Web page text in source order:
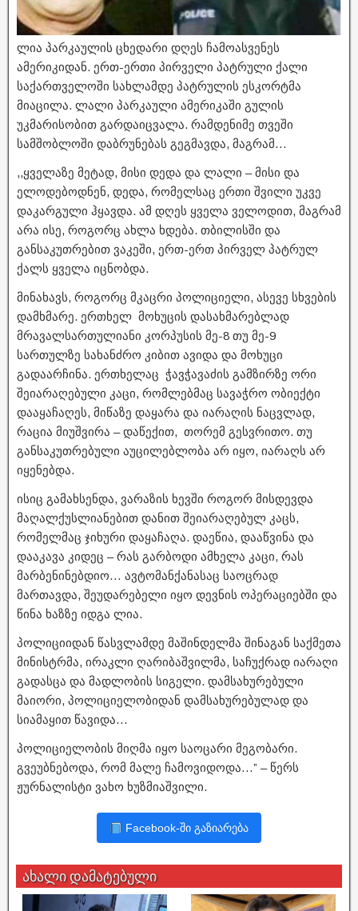
ლია პარკაულის ცხედარი დღეს ჩამოასვენეს
ამერიკიდან. ერთ-ერთი პირველი პატრული ქალი
საქართველოში სახლამდე პატრულის ესკორტმა
მიაცილა. ლალი პარკაული ამერიკაში გულის
უკმარისობით გარდაიცვალა. რამდენიმე თვეში
სამშობლოში დაბრუნებას გეგმავდა, მაგრამ…
,,ყველაზე მეტად, მისი დედა და ლალი – მისი და
ელოდებოდნენ, დედა, რომელსაც ერთი შვილი უკვე
დაკარგული ჰყავდა. ამ დღეს ყველა ველოდით, მაგრამ
არა ისე, როგორც ახლა ხდება. თბილისში და
განსაკუთრებით ვაკეში, ერთ-ერთ პირველ პატრულ
ქალს ყველა იცნობდა.
მინახავს, როგორც მკაცრი პოლიციელი, ასევე სხვების
დამხმარე. ერთხელ მოხუცის დასახმარებლად
მრავალსართულიანი კორპუსის მე-8 თუ მე-9
სართულზე სახანძრო კიბით ავიდა და მოხუცი
გადაარჩინა. ერთხელაც ჭავჭავაძის გამზირზე ორი
შეიარაღებული კაცი, რომლებმაც სავაჭრო ობიექტი
დააყაჩაღეს, მიწაზე დაყარა და იარაღის ნაცვლად,
რაცია მიუშვირა – დაწექით, თორემ გესვრითო. თუ
განსაკუთრებული აუცილებლობა არ იყო, იარაღს არ
იყენებდა.
ისიც გამახსენდა, ვარაზის ხევში როგორ მისდევდა
მაღალქუსლიანებით დანით შეიარაღებულ კაცს,
რომელმაც ჯიხური დაყაჩაღა. დაეწია, დააწვინა და
დააკავა კიდეც – რას გარბოდი ამხელა კაცი, რას
მარბენინებდიო… ავტომანქანასაც საოცრად
მართავდა, შეუდარებელი იყო დევნის ოპერაციებში და
წინა ხაზზე იდგა ლია.
პოლიციიდან წასვლამდე მაშინდელმა შინაგან საქმეთა
მინისტრმა, ირაკლი ღარიბაშვილმა, საჩუქრად იარაღი
გადასცა და მადლობის სიგელი. დამსახურებული
მაიორი, პოლიციელობიდან დამსახურებულად და
სიამაყით წავიდა…
პოლიციელობის მიღმა იყო საოცარი მეგობარი.
გვეუბნებოდა, რომ მალე ჩამოვიდოდა…” – წერს
ჟურნალისტი ვახო ხუზმიაშვილი.
Facebook-ში გაზიარება
ახალი დამატებული